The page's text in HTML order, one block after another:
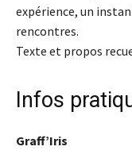
expérience, un
rencontres.
Texte et propos
Infos
Graff’Iris